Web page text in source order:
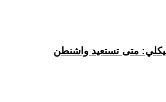
متى تستعيد واشنطن